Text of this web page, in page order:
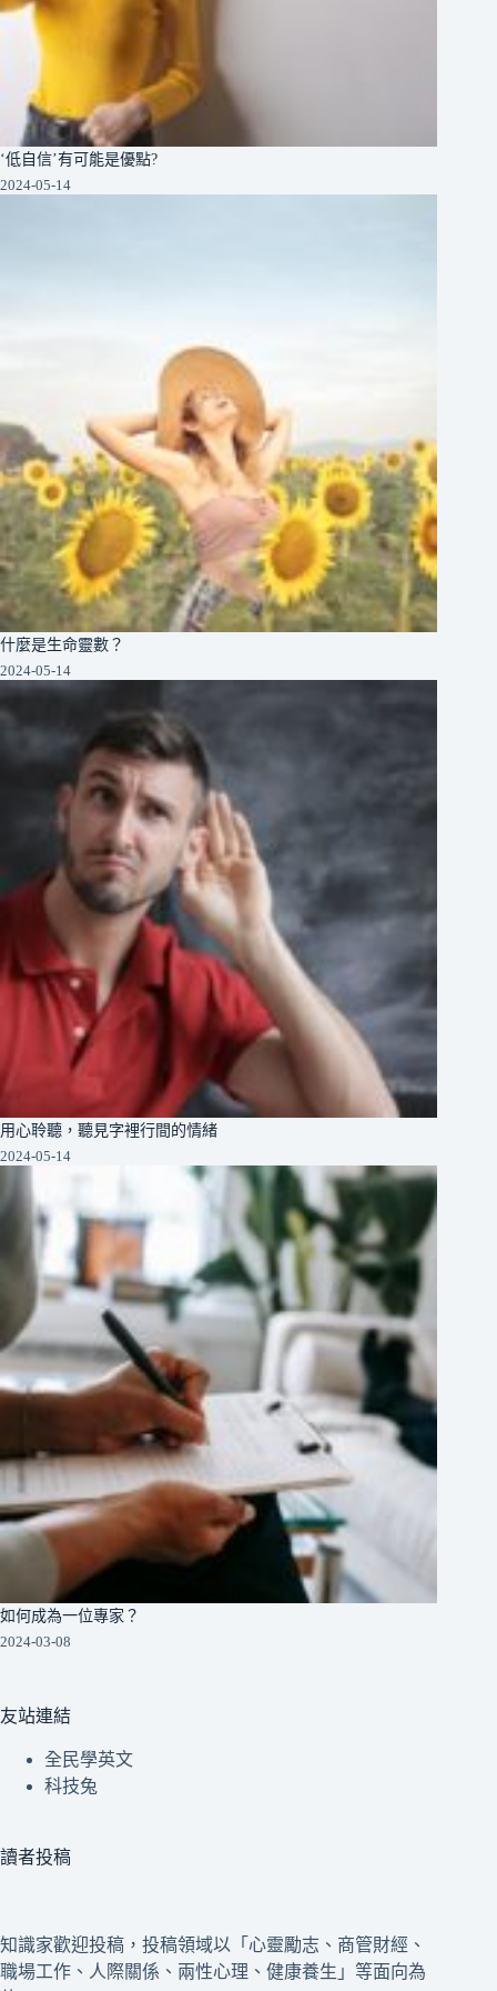
‘低自信’有可能是優點?
2024-05-14
什麼是生命靈數？
2024-05-14
用心聆聽，聽見字裡行間的情緒
2024-05-14
如何成為一位專家？
2024-03-08
友站連結
全民學英文
科技兔
讀者投稿
知識家歡迎投稿，投稿領域以「心靈勵志、商管財經、
職場工作、人際關係、兩性心理、健康養生」等面向為